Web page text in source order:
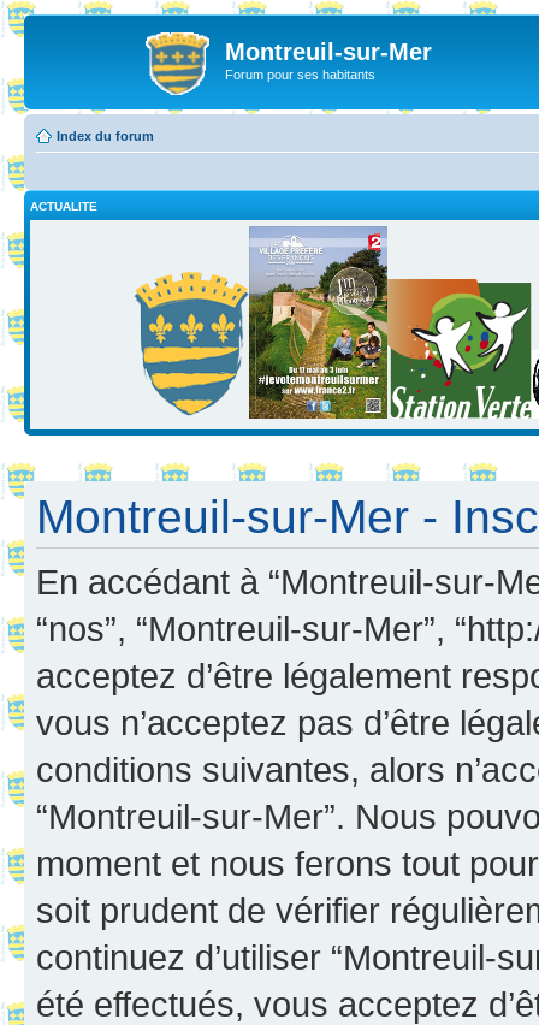
Montreuil-sur-Mer
Forum pour ses habitants
Index du forum
ACTUALITE
Montreuil-sur-Mer -
En accédant à “Montreuil-sur-
“nos”, “Montreuil-sur-Mer”,
acceptez d’être légalement
vous n’acceptez pas d’être
conditions suivantes, alors
“Montreuil-sur-Mer”. Nous
moment et nous ferons tout
soit prudent de vérifier
continuez d’utiliser “Montreuil-
été effectués, vous acceptez